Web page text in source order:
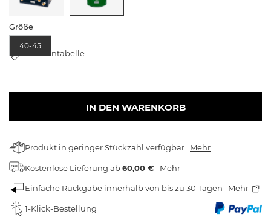
Größe
40-45
Größentabelle
IN DEN WARENKORB
Produkt in geringer Stückzahl verfügbar Mehr
Kostenlose Lieferung ab60,00 € Mehr
Einfache Rückgabe innerhalb von bis zu 30 Tagen Mehr
1-Klick-Bestellung